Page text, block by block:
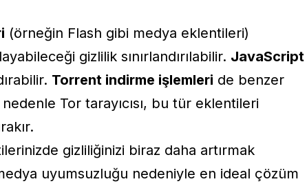
(örneğin Flash gibi medya eklentileri)
gizlilik sınırlandırılabilir. JavaScript
Torrent indirme işlemleri de benzer
Tor tarayıcısı, bu tür eklentileri
gizliliğinizi biraz daha artırmak
uyumsuzluğu nedeniyle en ideal çözüm